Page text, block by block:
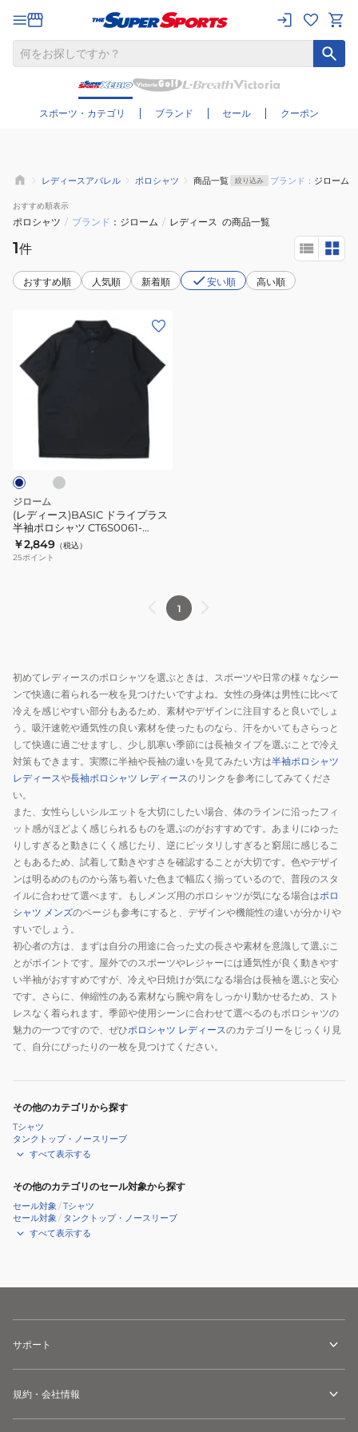
スポーツ・カテゴリ ブランド セール クーポン
さらに絞り込む
レディースアパレル ポロシャツ 商品一覧 絞り込み ブランド： ジローム
おすすめ順表示
ポロシャツ / ブランド ジローム / レディース の商品一覧
1件
おすすめ順 人気順 新着順 安い順 高い順
ィ
ス)BASIC
プ
ラ
ス
半
袖
TR864-
GRCD
ジローム
(レディース)BASIC ドライプラス
半袖ポロシャツ CT6S0061-
TR864-GRCD
￥2,849 （税込）
25ポイント
1
初めてレディースのポロシャツを選ぶときは、スポーツや日常の様々なシー
ンで快適に着られる一枚を見つけたいですよね。女性の身体は男性に比べて
冷えを感じやすい部分もあるため、素材やデザインに注目すると良いでしょ
う。吸汗速乾や通気性の良い素材を使ったものなら、汗をかいてもさらっと
して快適に過ごせますし、少し肌寒い季節には長袖タイプを選ぶことで冷え
対策もできます。実際に半袖や長袖の違いを見てみたい方は半袖ポロシャツ
レディースや長袖ポロシャツ レディースのリンクを参考にしてみてくださ
い。
また、女性らしいシルエットを大切にしたい場合、体のラインに沿ったフィ
ット感がほどよく感じられるものを選ぶのがおすすめです。あまりにゆった
りしすぎると動きにくく感じたり、逆にピッタリしすぎると窮屈に感じるこ
ともあるため、試着して動きやすさを確認することが大切です。色やデザイ
ンは明るめのものから落ち着いた色まで幅広く揃っているので、普段のスタ
イルに合わせて選べます。もしメンズ用のポロシャツが気になる場合はポロ
シャツ メンズのページも参考にすると、デザインや機能性の違いが分かりや
すいでしょう。
初心者の方は、まずは自分の用途に合った丈の長さや素材を意識して選ぶこ
とがポイントです。屋外でのスポーツやレジャーには通気性が良く動きやす
い半袖がおすすめですが、冷えや日焼けが気になる場合は長袖を選ぶと安心
です。さらに、伸縮性のある素材なら腕や肩をしっかり動かせるため、スト
レスなく着られます。季節や使用シーンに合わせて選べるのもポロシャツの
魅力の一つですので、ぜひポロシャツ レディースのカテゴリーをじっくり見
て、自分にぴったりの一枚を見つけてください。
その他のカテゴリから探す
Tシャツ
タンクトップ・ノースリーブ
すべて表示する
その他のカテゴリのセール対象から探す
セール対象 /Tシャツ
セール対象 / タンクトップ・ノースリーブ
すべて表示する
サポート
規約・会社情報